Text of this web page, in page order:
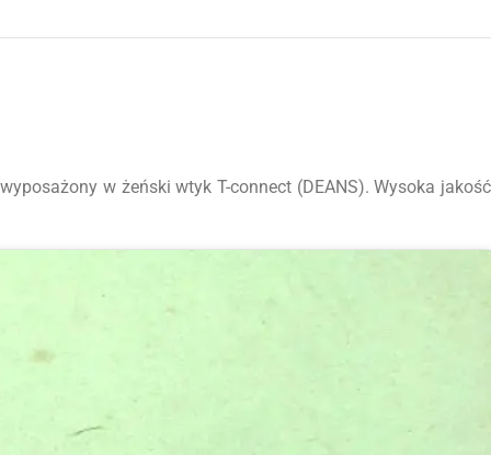
w żeński wtyk T-connect (DEANS). Wysoka jakość